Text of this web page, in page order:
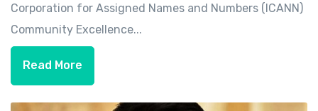
Corporation for Assigned Names and Numbers (ICANN)
Community Excellence...
Read More